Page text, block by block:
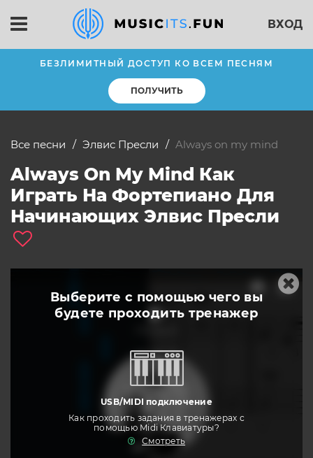
ВХОД
БЕЗЛИМИТНЫЙ ДОСТУП КО ВСЕМ ПЕСНЯМ
ПОЛУЧИТЬ
Все песни Элвис Пресли always on my mind
Always On My Mind Как
Играть На Фортепиано Для
Начинающих Элвис Пресли
Выберите с помощью чего вы
будете проходить тренажер
USB/MIDI подключение
Как проходить задания в тренажерах с
помощью Midi Клавиатуры?
Смотреть